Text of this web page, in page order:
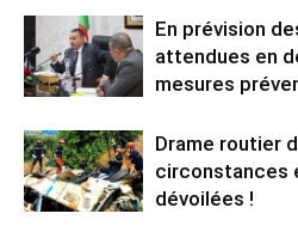
En prévision
attendues en
mesures
Drame routier
circonstances
dévoilées !